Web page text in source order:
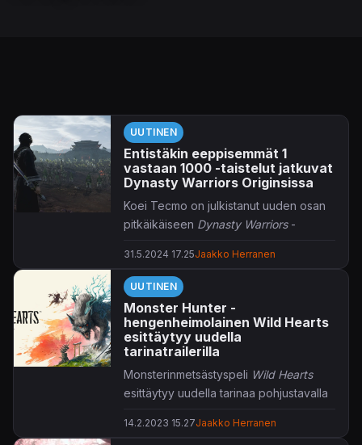
UUTINEN
Entistäkin eeppisemmät 1
vastaan 1000 -taistelut jatkuvat
Dynasty Warriors Originsissa
Koei Tecmo on julkistanut uuden osan
pitkäikäiseen Dynasty Warriors -
Vuonna 1997 käynnistyneen
Warriors-sarjan uutukainen
Warriors Originspalaa tutun 1 vastaan
1000 -henkisen toiminnan äärelle.
Omega Forcen kehittämän pelin
kerrotaan palaavan monessa mielessä
sarjan alkulähteille, joskin PlayStation
5:n tehoja hyödynnetään toki entistäkin
eeppisempien taisteluiden luomisessa.
31.5.2024 17.25Jaakko Herranen
UUTINEN
Monster Hunter -
hengenheimolainen Wild Hearts
esittäytyy uudella
tarinatrailerilla
Monsterinmetsästyspeli Wild Hearts
esittäytyy uudella tarinaa pohjustavalla
14.2.2023 15.27Jaakko Herranen